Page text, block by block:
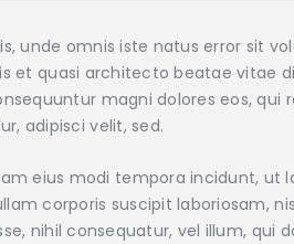
unde omnis iste natus error sit
et quasi architecto beatae vitae
magni dolores eos,
adipisci velit, sed.
eius modi tempora incidunt,
corporis suscipit laboriosam,
nihil consequatur, vel illum, qui